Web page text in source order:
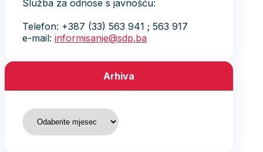
Služba za odnose s javnošću:
Telefon: +387 (33) 563 941 ; 563 917
e-mail: informisanje@sdp.ba
Arhiva
Arhiva